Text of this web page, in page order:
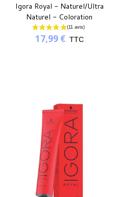
Igora Royal - Naturel/Ultra
Naturel - Coloration
permanente
17,99 € TTC